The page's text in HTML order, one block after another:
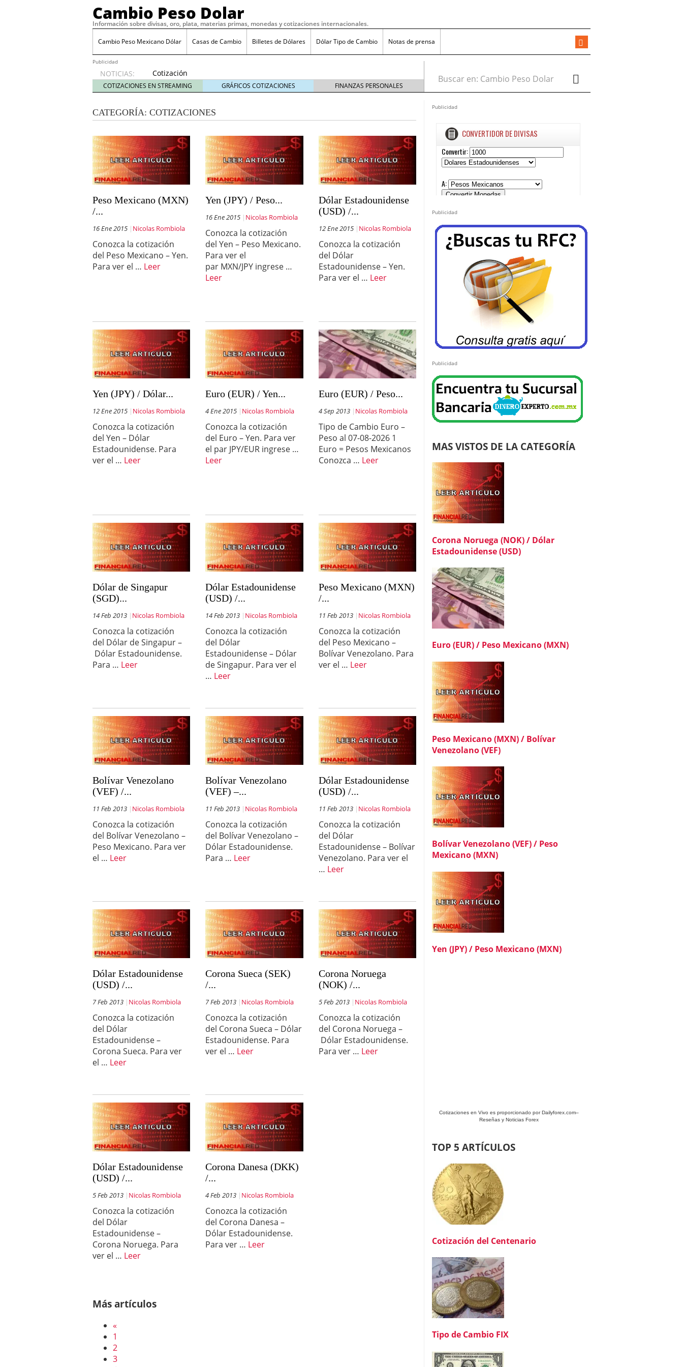
Cambio Peso Dolar
Información sobre divisas, oro, plata, materias primas, monedas y cotizaciones internacionales.
Cambio Peso Mexicano Dólar Casas de Cambio Billetes de Dólares Dólar Tipo de Cambio Notas de prensa
Publicidad
NOTICIAS:
Cotización
del
Centenario
10, 2020
Tipo de Cambio FIX junio 7, 2016
Dolar en Ventanilla mayo 17, 2016
Qué se espera del peso mexicano en marzo 2025
febrero 28, 2025
Trump considera aranceles al cobre: posibles repercusiones para México
febrero 23, 2025
Peso mexicano se deprecia ante amenazas arancelarias de Trump febrero
19, 2025
Perspectivas para el peso mexicano en 2025: ¿qué esperar? febrero 16, 2025
El peso mexicano frente al dólar: ¿qué está pasando en 2025? febrero 7,
COTIZACIONES EN STREAMING GRÁFICOS COTIZACIONES FINANZAS PERSONALES
Buscar en:
CATEGORÍA: COTIZACIONES
Peso Mexicano (MXN)
/...
16 Ene 2015 Nicolas Rombiola
Conozca la cotización
del Peso Mexicano – Yen.
Para ver el … Leer
Yen (JPY) / Peso...
16 Ene 2015 Nicolas Rombiola
Conozca la cotización
del Yen – Peso Mexicano.
Para ver el
par MXN/JPY ingrese …
Leer
Dólar Estadounidense
(USD) /...
12 Ene 2015 Nicolas Rombiola
Conozca la cotización
del Dólar
Estadounidense – Yen.
Para ver el … Leer
Yen (JPY) / Dólar...
12 Ene 2015 Nicolas Rombiola
Conozca la cotización
del Yen – Dólar
Estadounidense. Para
ver el … Leer
Euro (EUR) / Yen...
4 Ene 2015 Nicolas Rombiola
Conozca la cotización
del Euro – Yen. Para ver
el par JPY/EUR ingrese …
Leer
Euro (EUR) / Peso...
4 Sep 2013 Nicolas Rombiola
Tipo de Cambio Euro –
Peso al 07-08-2026 1
Euro = Pesos Mexicanos
Conozca … Leer
Dólar de Singapur
(SGD)...
14 Feb 2013 Nicolas Rombiola
Conozca la cotización
del Dólar de Singapur –
Dólar Estadounidense.
Para … Leer
Dólar Estadounidense
(USD) /...
14 Feb 2013 Nicolas Rombiola
Conozca la cotización
del Dólar
Estadounidense – Dólar
de Singapur. Para ver el
… Leer
Peso Mexicano (MXN)
/...
11 Feb 2013 Nicolas Rombiola
Conozca la cotización
del Peso Mexicano –
Bolívar Venezolano. Para
ver el … Leer
Bolívar Venezolano
(VEF) /...
11 Feb 2013 Nicolas Rombiola
Conozca la cotización
del Bolívar Venezolano –
Peso Mexicano. Para ver
el … Leer
Bolívar Venezolano
(VEF) –...
11 Feb 2013 Nicolas Rombiola
Conozca la cotización
del Bolívar Venezolano –
Dólar Estadounidense.
Para … Leer
Dólar Estadounidense
(USD) /...
11 Feb 2013 Nicolas Rombiola
Conozca la cotización
del Dólar
Estadounidense – Bolívar
Venezolano. Para ver el
… Leer
Dólar Estadounidense
(USD) /...
7 Feb 2013 Nicolas Rombiola
Conozca la cotización
del Dólar
Estadounidense –
Corona Sueca. Para ver
el … Leer
Corona Sueca (SEK)
/...
7 Feb 2013 Nicolas Rombiola
Conozca la cotización
del Corona Sueca – Dólar
Estadounidense. Para
ver el … Leer
Corona Noruega
(NOK) /...
5 Feb 2013 Nicolas Rombiola
Conozca la cotización
del Corona Noruega –
Dólar Estadounidense.
Para ver … Leer
Dólar Estadounidense
(USD) /...
5 Feb 2013 Nicolas Rombiola
Conozca la cotización
del Dólar
Estadounidense –
Corona Noruega. Para
ver el … Leer
Corona Danesa (DKK)
/...
4 Feb 2013 Nicolas Rombiola
Conozca la cotización
del Corona Danesa –
Dólar Estadounidense.
Para ver … Leer
Más artículos
«
1
2
3
Publicidad
Publicidad
Publicidad
MAS VISTOS DE LA CATEGORÍA
Corona Noruega (NOK) / Dólar
Estadounidense (USD)
Euro (EUR) / Peso Mexicano (MXN)
Peso Mexicano (MXN) / Bolívar
Venezolano (VEF)
Bolívar Venezolano (VEF) / Peso
Mexicano (MXN)
Yen (JPY) / Peso Mexicano (MXN)
Cotizaciones en Vivo es proporcionado porDailyforex.com–
Reseñas y Noticias Forex
TOP 5 ARTÍCULOS
Cotización del Centenario
Tipo de Cambio FIX